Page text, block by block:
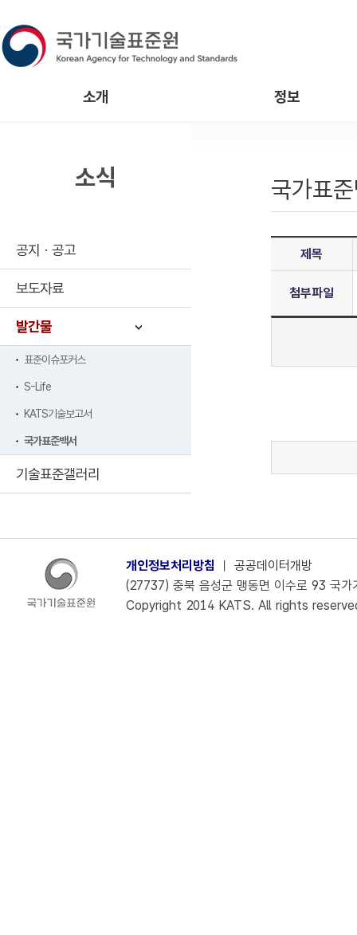
소개 정보
국가표
제목
첨부파일
소식
공지ㆍ공고
보도자료
발간물
표준이슈포커스
S-Life
KATS기술보고서
국가표준백서
기술표준갤러리
개인정보처리방침 ㅣ 공공데이터개방
(27737) 충북 음성군 맹동면 이수로 93 국
Copyright 2014 KATS. All rights